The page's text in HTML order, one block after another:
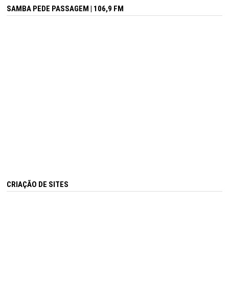
SAMBA PEDE PASSAGEM | 106,9 FM
CRIAÇÃO DE SITES